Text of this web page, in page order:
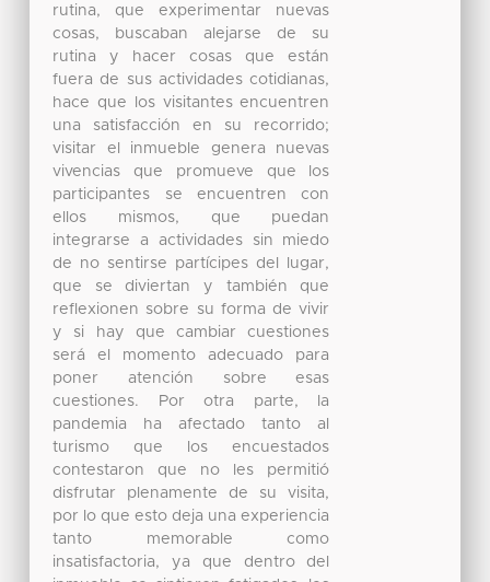
rutina, que experimentar nuevas
cosas, buscaban alejarse de su
rutina y hacer cosas que están
fuera de sus actividades cotidianas,
hace que los visitantes encuentren
una satisfacción en su recorrido;
visitar el inmueble genera nuevas
vivencias que promueve que los
participantes se encuentren con
ellos mismos, que puedan
integrarse a actividades sin miedo
de no sentirse partícipes del lugar,
que se diviertan y también que
reflexionen sobre su forma de vivir
y si hay que cambiar cuestiones
será el momento adecuado para
poner atención sobre esas
cuestiones. Por otra parte, la
pandemia ha afectado tanto al
turismo que los encuestados
contestaron que no les permitió
disfrutar plenamente de su visita,
por lo que esto deja una experiencia
tanto memorable como
insatisfactoria, ya que dentro del